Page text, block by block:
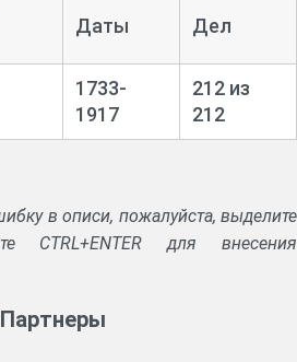
Даты Дел
1733-
1917
212 из
212
в описи, пожалуйста, выделите
CTRL+ENTER для внесения
Партнеры